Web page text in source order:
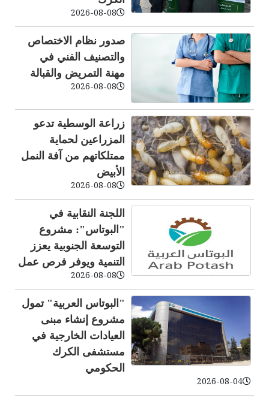
2026-08-08
صدور نظام الاختصاص
والتصنيف الفني في
مهنة التمريض والقبالة
2026-08-08
زراعة الوسطية تدعو
المزراعين لحماية
ممتلكاتهم من آفة النمل
الأبيض
2026-08-08
اللجنة النقابية في
"البوتاس": مشروع
التوسعة الجنوبية يعزز
التنمية ويوفر فرص عمل
2026-08-08
"البوتاس العربية" تمول
مشروع إنشاء مبنى
العيادات الخارجية في
مستشفى الكرك
الحكومي
2026-08-04